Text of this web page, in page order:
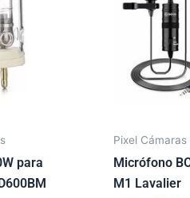
para
Pixel Cámaras
Micrófono
M1 Lavalier